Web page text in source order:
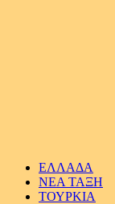
ΕΛΛΑΔΑ
ΝΕΑ ΤΑΞΗ
ΤΟΥΡΚΙΑ